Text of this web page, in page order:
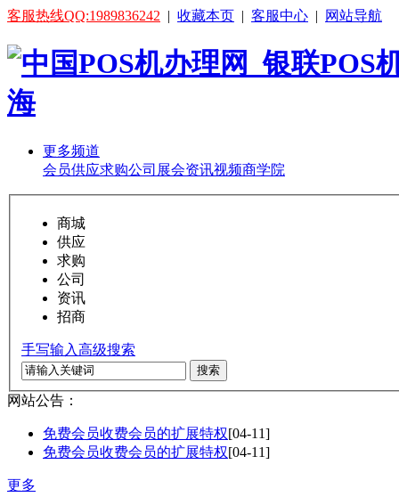
客服热线QQ:1989836242 | 收藏本页 | 客服中心 | 网站导航
更多频道
会员供应求购公司 展会资讯视频商学院
商城
供应
求购
公司
资讯
招商
手写输入高级搜索
搜索
网站公告：
免费会员收费会员的扩展特权[04-11]
免费会员收费会员的扩展特权[04-11]
更多